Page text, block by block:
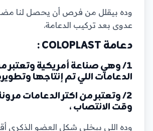
وده بيقلل من فرص أن يحصل لنا
عدوى بعد تركيب الدعامة.
دعامة COLOPLAST :
1/ وهي صناعة أمريكية وتعتبر
الدعامات اللي تم إنتاجها
2/ وتعتبر من اكتر الدعامات
وقت الانتصاب ،
وده اللي بيخلى شكل العضو الذكرى